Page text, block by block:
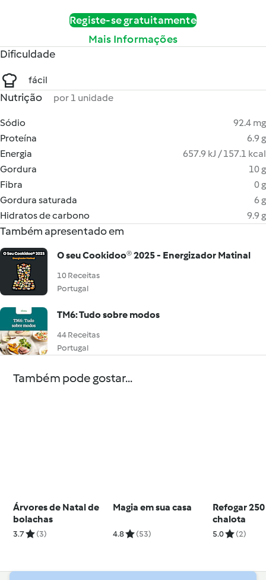
Registe-se gratuitamente
Mais Informações
Dificuldade
fácil
Nutrição por 1 unidade
Sódio
92.4 mg
Proteína
6.9 g
Energia
657.9 kJ / 157.1 kcal
Gordura
10 g
Fibra
0 g
Gordura saturada
6 g
Hidratos de carbono
9.9 g
Também apresentado em
O seu Cookidoo® 2025 - Energizador Matinal
10 Receitas
Portugal
TM6: Tudo sobre modos
44 Receitas
Portugal
Também pode gostar...
Árvores de Natal de
bolachas
3.7 (3)
Magia em sua casa
4.8 (53)
Refogar
chalota
5.0 (2)